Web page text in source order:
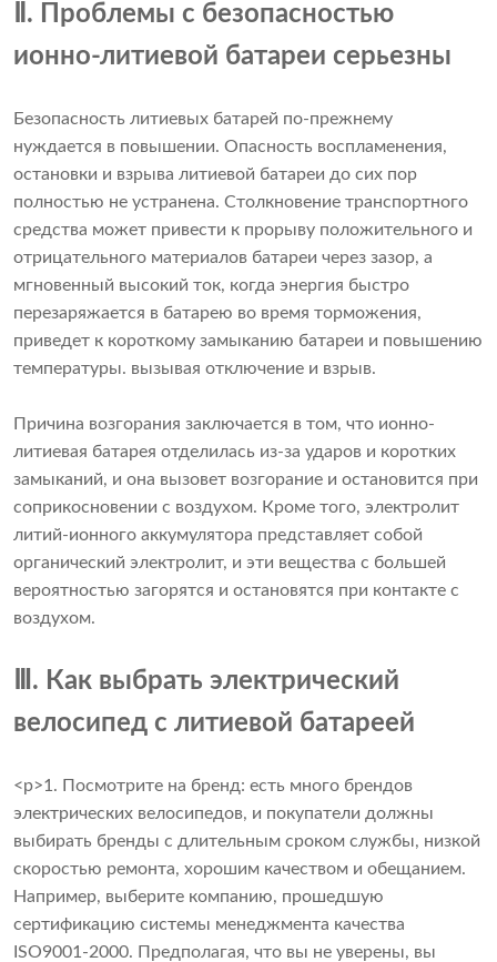
Ⅱ. Проблемы с безопасностью
ионно-литиевой батареи серьезны
Безопасность литиевых батарей по-прежнему
нуждается в повышении. Опасность воспламенения,
остановки и взрыва литиевой батареи до сих пор
полностью не устранена. Столкновение транспортного
средства может привести к прорыву положительного и
отрицательного материалов батареи через зазор, а
мгновенный высокий ток, когда энергия быстро
перезаряжается в батарею во время торможения,
приведет к короткому замыканию батареи и повышению
температуры. вызывая отключение и взрыв.
Причина возгорания заключается в том, что ионно-
литиевая батарея отделилась из-за ударов и коротких
замыканий, и она вызовет возгорание и остановится при
соприкосновении с воздухом. Кроме того, электролит
литий-ионного аккумулятора представляет собой
органический электролит, и эти вещества с большей
вероятностью загорятся и остановятся при контакте с
воздухом.
Ⅲ. Как выбрать электрический
велосипед с литиевой батареей
<р>1. Посмотрите на бренд: есть много брендов
электрических велосипедов, и покупатели должны
выбирать бренды с длительным сроком службы, низкой
скоростью ремонта, хорошим качеством и обещанием.
Например, выберите компанию, прошедшую
сертификацию системы менеджмента качества
ISO9001-2000. Предполагая, что вы не уверены, вы